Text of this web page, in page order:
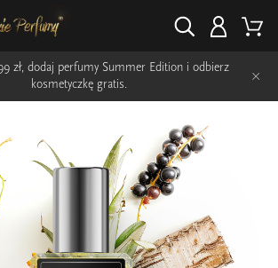
zł, dodaj perfumy Summer Edition i odbierz
kosmetyczkę gratis.
×